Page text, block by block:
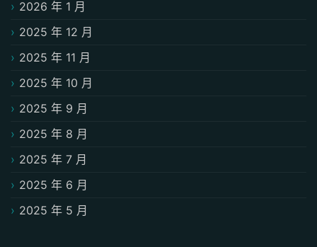
2026 年 1 月
2025 年 12 月
2025 年 11 月
2025 年 10 月
2025 年 9 月
2025 年 8 月
2025 年 7 月
2025 年 6 月
2025 年 5 月